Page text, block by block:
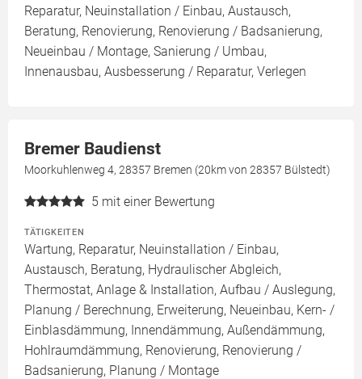
Reparatur, Neuinstallation / Einbau, Austausch,
Beratung, Renovierung, Renovierung / Badsanierung,
Neueinbau / Montage, Sanierung / Umbau,
Innenausbau, Ausbesserung / Reparatur, Verlegen
Bremer Baudienst
Moorkuhlenweg 4, 28357 Bremen (20km von 28357 Bülstedt)
5 mit einer Bewertung
TÄTIGKEITEN
Wartung, Reparatur, Neuinstallation / Einbau,
Austausch, Beratung, Hydraulischer Abgleich,
Thermostat, Anlage & Installation, Aufbau / Auslegung,
Planung / Berechnung, Erweiterung, Neueinbau, Kern- /
Einblasdämmung, Innendämmung, Außendämmung,
Hohlraumdämmung, Renovierung, Renovierung /
Badsanierung, Planung / Montage